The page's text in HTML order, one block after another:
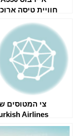
חוויית טיסה
צי המטוסים
Airlines